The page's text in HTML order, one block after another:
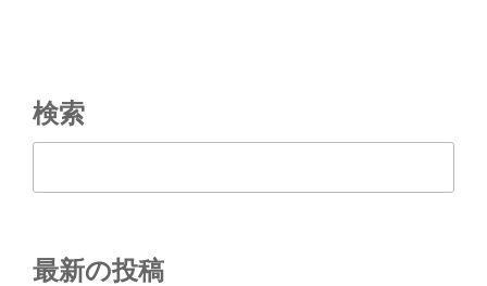
ー
シ
ン
検索
最新の投稿